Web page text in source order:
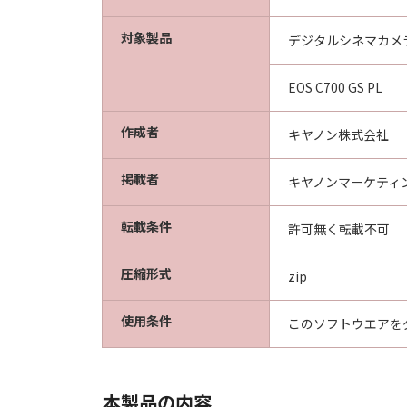
(1) 本契約は、お客様が、『
効に存続します。
(2) お客様は、お客様が所有す
終了させることができます。
(3) お客様が本契約のいずれか
(4) お客様は、上記(3) による
本契約のいかなる条項が無効
U.S. GOVERNMENT
The Software is a
computer software" and
1995). Consistent with 48
Ohta-ku, Tokyo 146-8501,
対象製品 デジタルシネマカメ
EOS C700 GS PL
作成者 キヤノン株式会社
掲載者 キヤノンマーケテ
転載条件 許可無く転載不可
圧縮形式 zip
使用条件 このソフトウエア